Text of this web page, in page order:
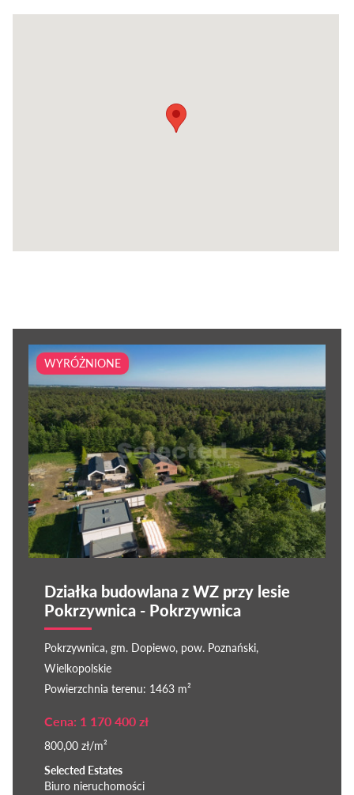
WYRÓŻNIONE
Działka budowlana z WZ przy lesie
Pokrzywnica - Pokrzywnica
Pokrzywnica, gm. Dopiewo, pow. Poznański,
Wielkopolskie
Powierzchnia terenu: 1463 m²
Cena: 1 170 400 zł
800,00 zł/m²
Selected Estates
Biuro nieruchomości